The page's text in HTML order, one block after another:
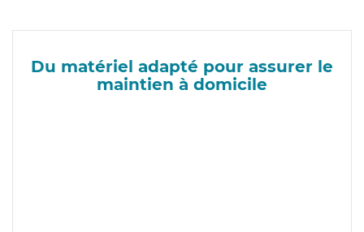
Du matériel adapté pour assurer le
maintien à domicile